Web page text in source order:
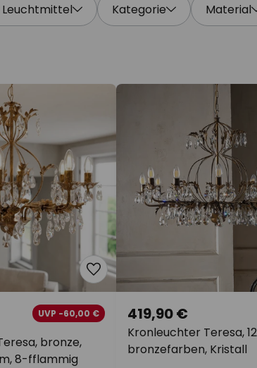
Leuchtmittel Kategorie Material
bronze,
8-fflammig
UVP -60,00 €
Kronleuchter Teresa,
bronzefarben, Kristall
419,90 €